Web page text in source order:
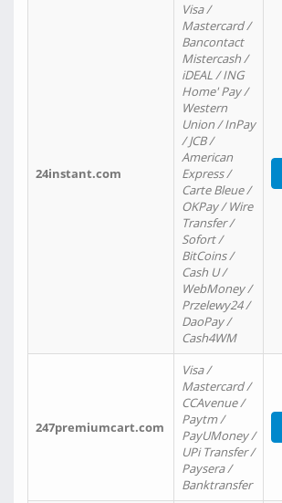
24instant.com
Visa /
Mastercard /
Bancontact
Mistercash /
iDEAL / ING
Home' Pay /
Western
Union / InPay
/ JCB /
American
Express /
Carte Bleue /
OKPay / Wire
Transfer /
Sofort /
BitCoins /
Cash U /
WebMoney /
Przelewy24 /
DaoPay /
Cash4WM
247premiumcart.com
Visa /
Mastercard /
CCAvenue /
Paytm /
PayUMoney /
UPi Transfer /
Paysera /
Banktransfer